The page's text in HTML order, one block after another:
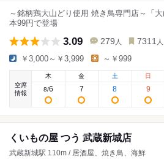
～銘柄鶏大山どり使用 焼き鳥専門店～「
本99円で登場
3.09 279 人 7311 人
￥3,000～￥3,999 ～￥999
空席
情報
木
8/6
金
7
土
8
日
9
くいもの屋 つう 武蔵新城店
武蔵新城駅 110m / 居酒屋、焼き鳥、海鮮